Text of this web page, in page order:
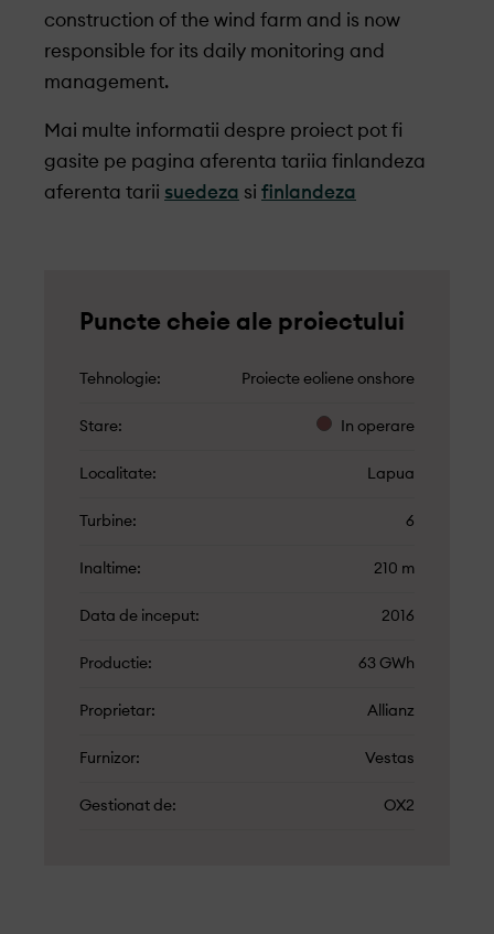
construction of the wind farm and is now
responsible for its daily monitoring and
management.
Mai multe informatii despre proiect pot fi
gasite pe pagina aferenta tariia finlandeza
aferenta tarii suedeza si finlandeza
Puncte cheie ale proiectului
Tehnologie Proiecte eoliene onshore
Stare In operare
Localitate Lapua
Turbine 6
Inaltime 210 m
Data de inceput 2016
Productie 63 GWh
Proprietar Allianz
Furnizor Vestas
Gestionat de OX2